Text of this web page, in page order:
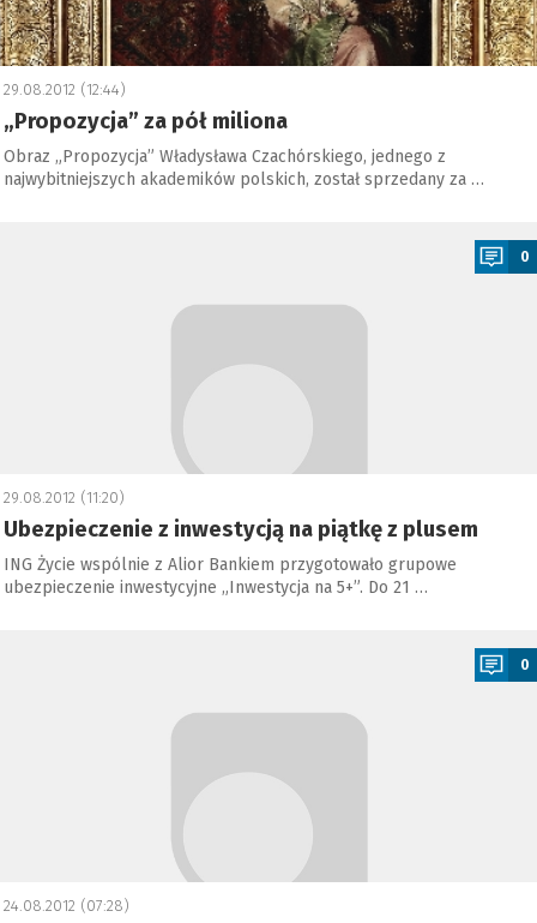
29.08.2012 (12:44)
„Propozycja” za pół miliona
Obraz „Propozycja” Władysława Czachórskiego, jednego z
najwybitniejszych akademików polskich, został sprzedany za …
0
29.08.2012 (11:20)
Ubezpieczenie z inwestycją na piątkę z plusem
ING Życie wspólnie z Alior Bankiem przygotowało grupowe
ubezpieczenie inwestycyjne „Inwestycja na 5+”. Do 21 …
0
24.08.2012 (07:28)